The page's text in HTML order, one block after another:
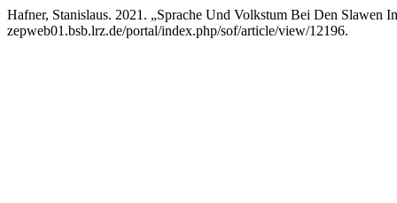
Hafner, Stanislaus. 2021. „Sprache Und Volkstum Bei Den Slawen
zepweb01.bsb.lrz.de/portal/index.php/sof/article/view/12196.